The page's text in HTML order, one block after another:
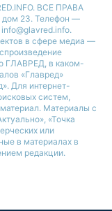
ВСЕ ПРАВА
23. Телефон —
в сфере медиа —
ГЛАВРЕД, в каком-
«Главред»
Для интернет-
систем,
Материалы с
«Точка
или
в материалах в
редакции.